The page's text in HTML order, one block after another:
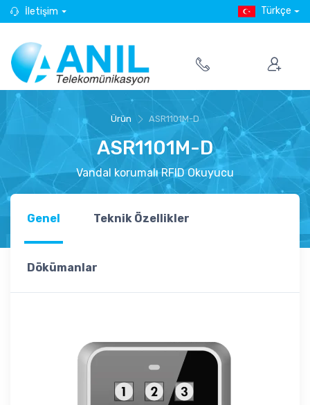
İletişim Türkçe
Ürün ASR1101M-D
ASR1101M-D
Vandal korumalı RFID Okuyucu
Genel Teknik Özellikler
Dökümanlar